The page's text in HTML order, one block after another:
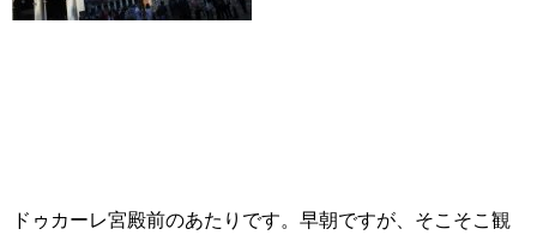
ドゥカーレ宮殿前のあたりです。早朝ですが、そこそこ観